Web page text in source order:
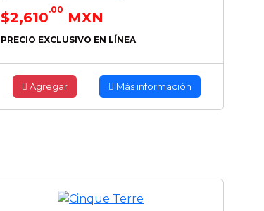
$2,610.00 MXN
PRECIO EXCLUSIVO EN LÍNEA
Agregar Más información